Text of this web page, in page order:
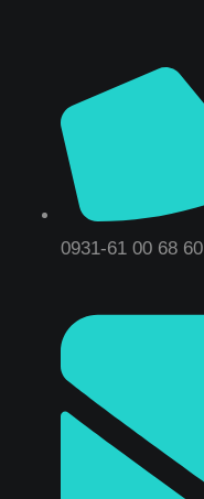
0931-61 00 68 60